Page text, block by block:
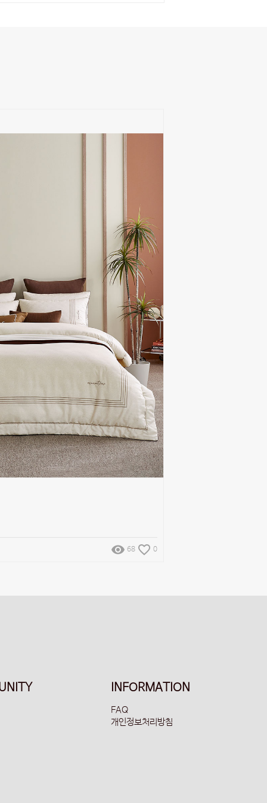
remove_red_eye 68 favorite_border 0
INFORMATION
FAQ
개인정보처리방침